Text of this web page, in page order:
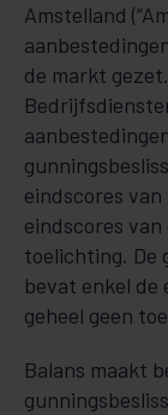
Amstelland
de markt
eindscores
eindscores
toelichting. De
bevat enkel de
geheel geen
Balans maakt